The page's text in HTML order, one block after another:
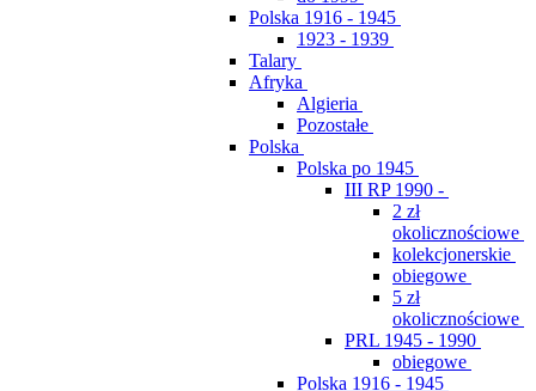
Polska 1916 - 1945
1923 - 1939
Talary
Afryka
Algieria
Pozostałe
Polska
Polska po 1945
III RP 1990 -
2 zł
okolicznościowe
kolekcjonerskie
obiegowe
5 zł
okolicznościowe
PRL 1945 - 1990
obiegowe
Polska 1916 - 1945